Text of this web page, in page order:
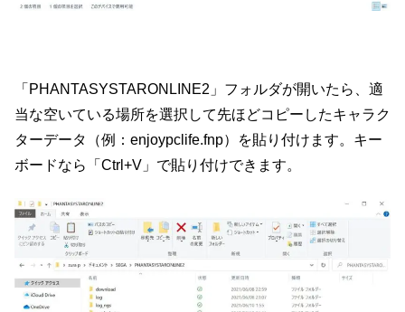
「PHANTASYSTARONLINE2」フォルダが開いたら、適
当な空いている場所を選択して先ほどコピーしたキャラク
ターデータ（例：enjoypclife.fnp）を貼り付けます。キー
ボードなら「Ctrl+V」で貼り付けできます。